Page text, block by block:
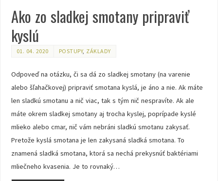
Ako zo sladkej smotany pripraviť
kyslú
01. 04. 2020 POSTUPY, ZÁKLADY
Odpoveď na otázku, či sa dá zo sladkej smotany (na varenie
alebo šľahačkovej) pripraviť smotana kyslá, je áno a nie. Ak máte
len sladkú smotanu a nič viac, tak s tým nič nespravíte. Ak ale
máte okrem sladkej smotany aj trocha kyslej, poprípade kyslé
mlieko alebo cmar, nič vám nebráni sladkú smotanu zakysať.
Pretože kyslá smotana je len zakysaná sladká smotana. To
znamená sladká smotana, ktorá sa nechá prekysnúť baktériami
mliečneho kvasenia. Je to rovnaký…